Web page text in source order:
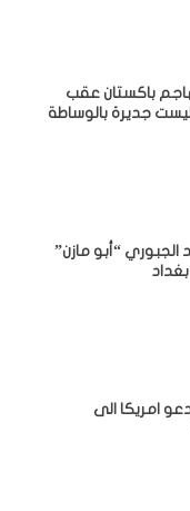
باكستان عقب
جديرة بالوساطة
“أبو مازن”
امريكا الى